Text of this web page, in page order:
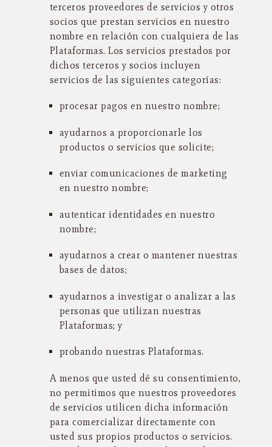
terceros proveedores de servicios y otros
socios que prestan servicios en nuestro
nombre en relación con cualquiera de las
Plataformas. Los servicios prestados por
dichos terceros y socios incluyen
servicios de las siguientes categorías:
procesar pagos en nuestro nombre;
ayudarnos a proporcionarle los
productos o servicios que solicite;
enviar comunicaciones de marketing
en nuestro nombre;
autenticar identidades en nuestro
nombre;
ayudarnos a crear o mantener nuestras
bases de datos;
ayudarnos a investigar o analizar a las
personas que utilizan nuestras
Plataformas; y
probando nuestras Plataformas.
A menos que usted dé su consentimiento,
no permitimos que nuestros proveedores
de servicios utilicen dicha información
para comercializar directamente con
usted sus propios productos o servicios.